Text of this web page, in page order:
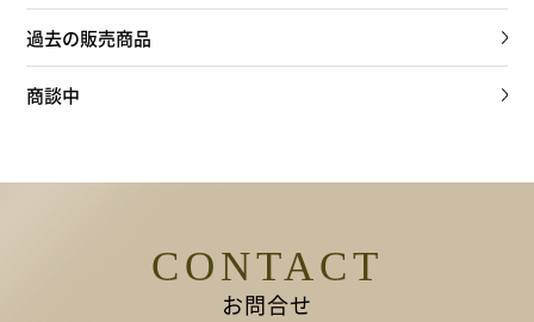
過去の販売商品
商談中
CONTACT
お問合せ